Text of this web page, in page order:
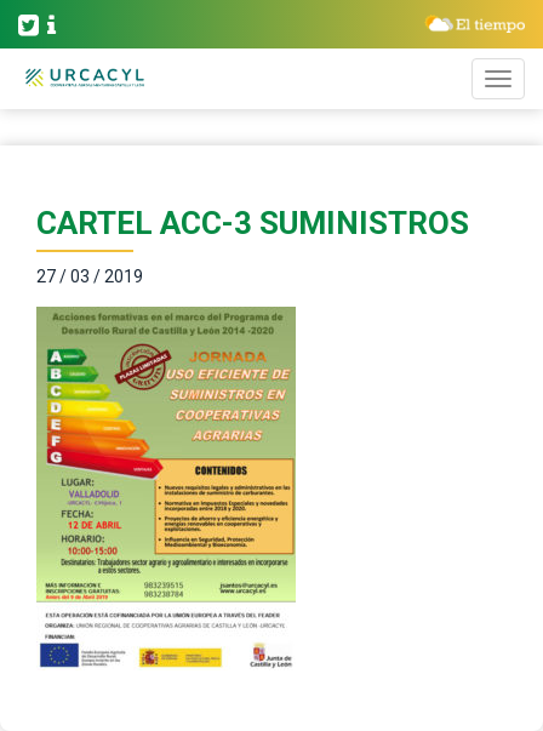
CARTEL ACC-3 SUMINISTROS
27 / 03 / 2019